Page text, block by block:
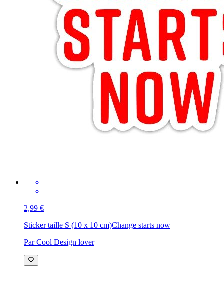
2,99 €
Sticker taille S (10 x 10 cm)Change starts now
Par Cool Design lover